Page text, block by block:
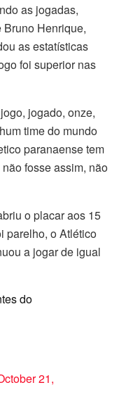
as jogadas,
Bruno Henrique,
as estatísticas
foi superior nas
jogado, onze,
time do mundo
paranaense tem
fosse assim, não
o placar aos 15
parelho, o Atlético
a jogar de igual
do
21,